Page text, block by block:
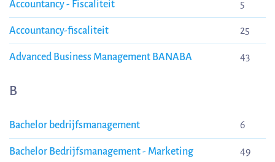
Accountancy - Fiscaliteit 5
Accountancy-fiscaliteit 25
Advanced Business Management BANABA 43
B
Bachelor bedrijfsmanagement 6
Bachelor Bedrijfsmanagement - Marketing 49